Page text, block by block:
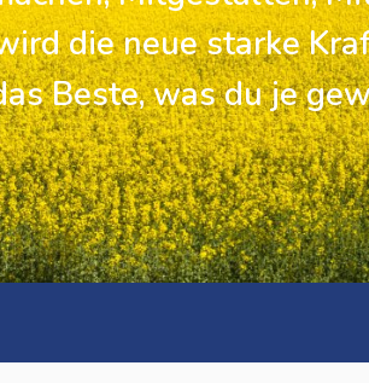
die neue starke
Beste, was du je